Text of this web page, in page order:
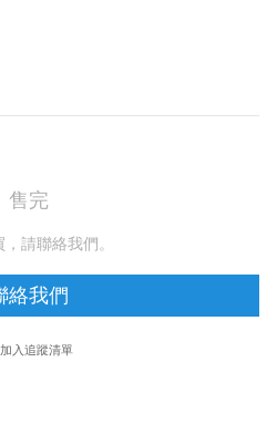
售完
請聯絡我們。
絡我們
加入追蹤清單